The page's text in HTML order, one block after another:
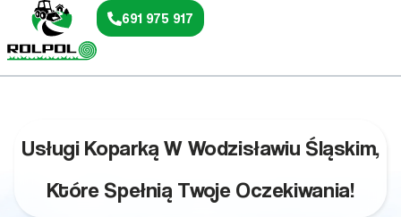
691 975 917
Usługi Koparką W Wodzisławiu Śląskim,
Które Spełnią Twoje Oczekiwania!